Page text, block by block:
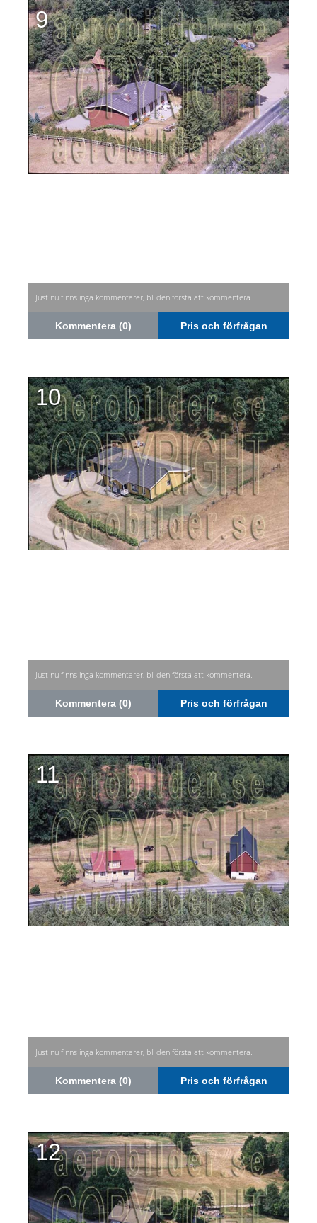
9
Just nu finns inga kommentarer, bli den första att kommentera.
Kommentera (0) Pris och förfrågan
10
Just nu finns inga kommentarer, bli den första att kommentera.
Kommentera (0) Pris och förfrågan
11
Just nu finns inga kommentarer, bli den första att kommentera.
Kommentera (0) Pris och förfrågan
12